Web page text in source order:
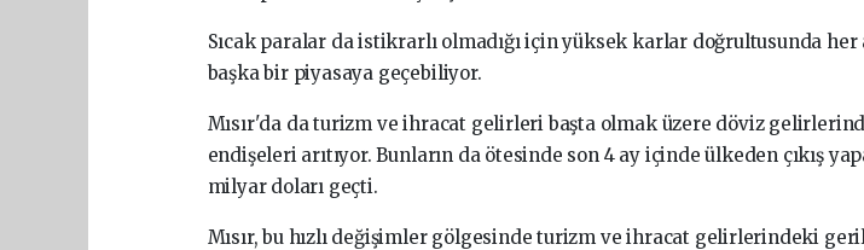
Sıcak paralar da istikrarlı olmadığı için yüksek karlar doğrultusunda
başka bir piyasaya geçebiliyor.
Mısır'da da turizm ve ihracat gelirleri başta olmak üzere döviz
endişeleri arıtıyor. Bunların da ötesinde son 4 ay içinde ülkeden çıkış
milyar doları geçti.
Mısır, bu hızlı değişimler gölgesinde turizm ve ihracat gelirlerindeki